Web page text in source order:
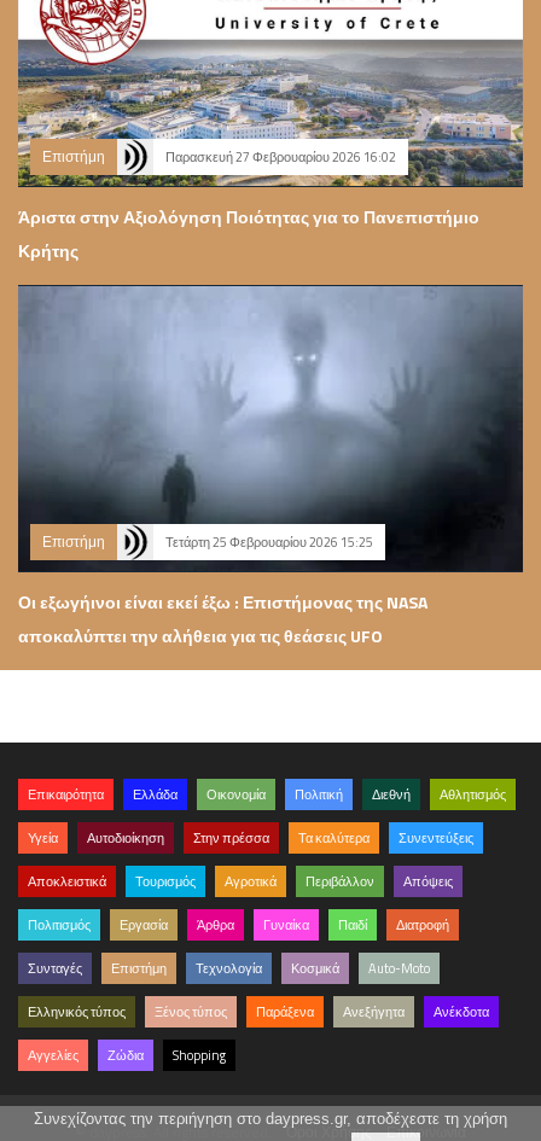
Επιστήμη Παρασκευή 27 Φεβρουαρίου 2026 16:02
Άριστα στην Αξιολόγηση Ποιότητας για το Πανεπιστήμιο
Κρήτης
Επιστήμη Τετάρτη 25 Φεβρουαρίου 2026 15:25
Οι εξωγήινοι είναι εκεί έξω : Επιστήμονας της NASA
αποκαλύπτει την αλήθεια για τις θεάσεις UFO
Επικαιρότητα Ελλάδα Οικονομία Πολιτική Διεθνή Αθλητισμός
Υγεία Αυτοδιοίκηση Στην πρέσσα Τα καλύτερα Συνεντεύξεις
Αποκλειστικά Τουρισμός Αγροτικά Περιβάλλον Απόψεις
Πολιτισμός Εργασία Άρθρα Γυναίκα Παιδί Διατροφή
Συνταγές Επιστήμη Τεχνολογία Κοσμικά Auto-Moto
Ελληνικός τύπος Ξένος τύπος Παράξενα Ανεξήγητα Ανέκδοτα
Αγγελίες Ζώδια Shopping
© daypress. All rights reserved.Όροι Χρήσης Επικοινωνία
Συνεχίζοντας την περιήγηση στο daypress.gr, αποδέχεστε τη χρήση